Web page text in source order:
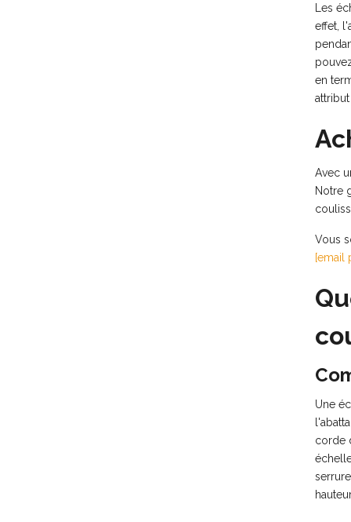
Les
effet,
en
Avec
Notre
Vous
[email
Une
corde